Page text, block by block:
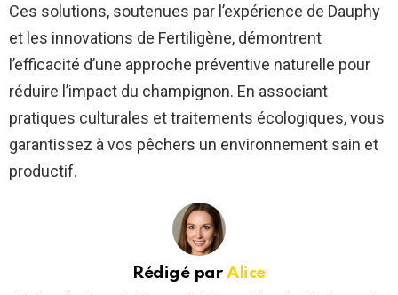
Ces solutions, soutenues par l’expérience de Dauphy
et les innovations de Fertiligène, démontrent
l’efficacité d’une approche préventive naturelle pour
réduire l’impact du champignon. En associant
pratiques culturales et traitements écologiques, vous
garantissez à vos pêchers un environnement sain et
productif.
Rédigé parAlice